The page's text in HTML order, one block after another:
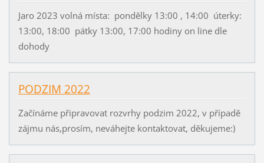
Jaro 2023 volná místa: pondělky 13:00 , 14:00 úterky:
13:00, 18:00 pátky 13:00, 17:00 hodiny on line dle
dohody
PODZIM 2022
Začínáme připravovat rozvrhy podzim 2022, v případě
zájmu nás,prosím, neváhejte kontaktovat, děkujeme:)